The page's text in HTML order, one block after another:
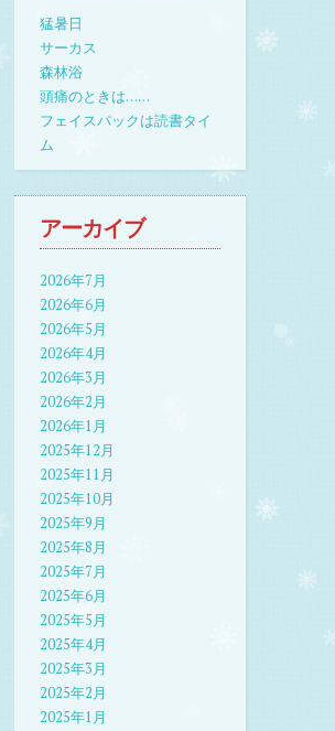
猛暑日
サーカス
森林浴
頭痛のときは……
フェイスパックは読書タイ
ム
アーカイブ
2026年7月
2026年6月
2026年5月
2026年4月
2026年3月
2026年2月
2026年1月
2025年12月
2025年11月
2025年10月
2025年9月
2025年8月
2025年7月
2025年6月
2025年5月
2025年4月
2025年3月
2025年2月
2025年1月